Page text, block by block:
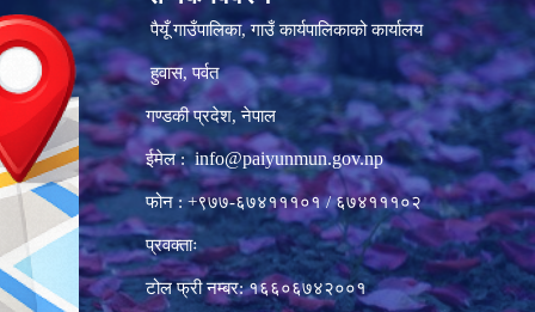
पैयूँ गाउँपालिका, गाउँ कार्यपालिकाको कार्यालय
हुवास, पर्वत
गण्डकी प्रदेश, नेपाल
ईमेल :info@paiyunmun.gov.np
फोन : +९७७-६७४१११०१ / ६७४१११०२
प्रवक्ताः
टोल फ्री नम्बर: १६६०६७४२००१